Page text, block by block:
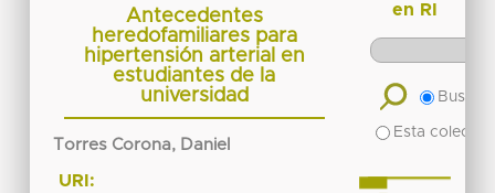
Antecedentes
heredofamiliares para
hipertensión arterial en
estudiantes de la
universidad
Torres Corona, Daniel
URI:
en RI
Buscar
Esta